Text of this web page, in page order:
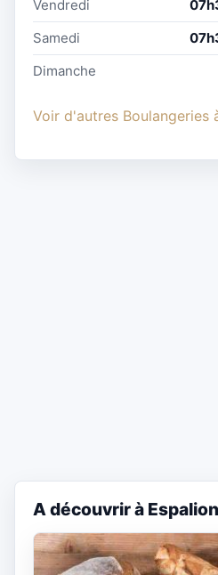
Vendredi
Samedi
Dimanche
Voir d'autres Boulangeries
A découvrir à Espalion